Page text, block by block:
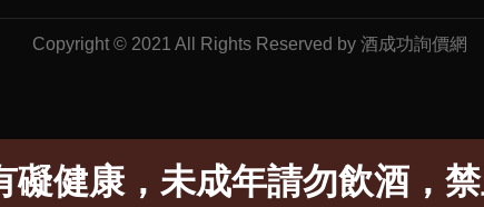
Copyright © 2021 All Rights Reserved by 酒成功詢價網
礙健康，未成年請勿飲酒，